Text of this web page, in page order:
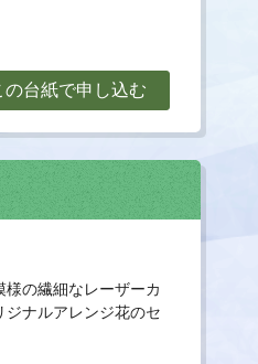
の台紙で申し込む
様の繊細なレーザーカ
ジナルアレンジ花のセ